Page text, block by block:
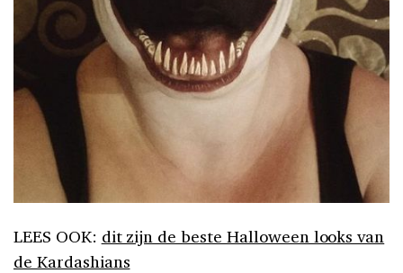
LEES OOK: dit zijn de beste Halloween looks van
de Kardashians